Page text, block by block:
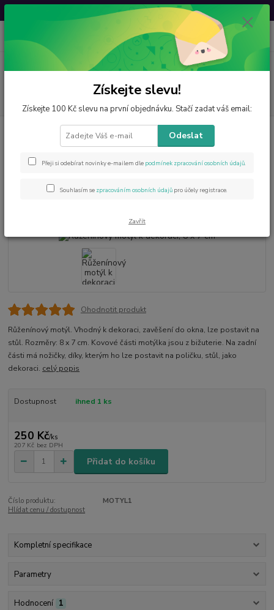
Svatovavřinecká sleva: 20 % s kódemVAVRINEC20
Menu
CZK 0
za
Minerály od A do Z
Růženínový motýl k dekoraci, 8 x 7
Růženínový motýl k dekoraci, 8 x
Ohodnotit produkt
Růženínový motýl. Vhodný k dekoraci, zavěšení do okna, lze postavit na
stůl. Rozměry: 8 x 7 cm. Kovové části motýlka jsou z bižuterie. Na zadní
části má nožičky, díky, kterým ho lze postavit na poličku, stůl, jako
dekoraci. celý popis
Dostupnost ihned 1 ks
250 Kč/ks
207 Kč bez DPH
Přidat do košíku
Číslo produktu:
MOTYL1
Hlídat cenu / dostupnost
Kompletní specifikace
Parametry
Hodnocení 1
Získejte slevu!
Získejte 100 Kč slevu na první objednávku. Stačí zadat váš email:
Odeslat
Přeji si odebírat novinky e-mailem dle podmínek zpracování osobních údajů.
Souhlasím se zpracováním osobních údajů pro účely registrace.
Zavřít